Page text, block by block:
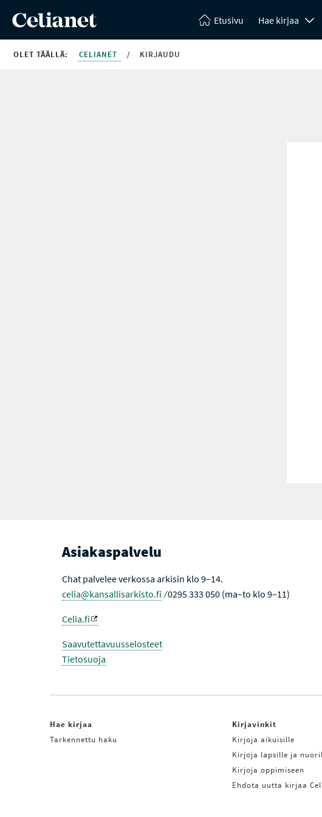
Etusivu Hae kirjaa
OLET TÄÄLLÄ: CELIANET / KIRJAUDU
Asiakaspalvelu
Chat palvelee verkossa arkisin klo 9–14.
celia@kansallisarkisto.fi ⁄ 0295 333 050 (ma–to klo 9–11)
Celia.fi
Saavutettavuusselosteet
Tietosuoja
Hae kirjaa
Tarkennettu haku
Kirjavinkit
Kirjoja aikuisille
Kirjoja lapsille ja
Kirjoja oppimiseen
Ehdota uutta kirjaa